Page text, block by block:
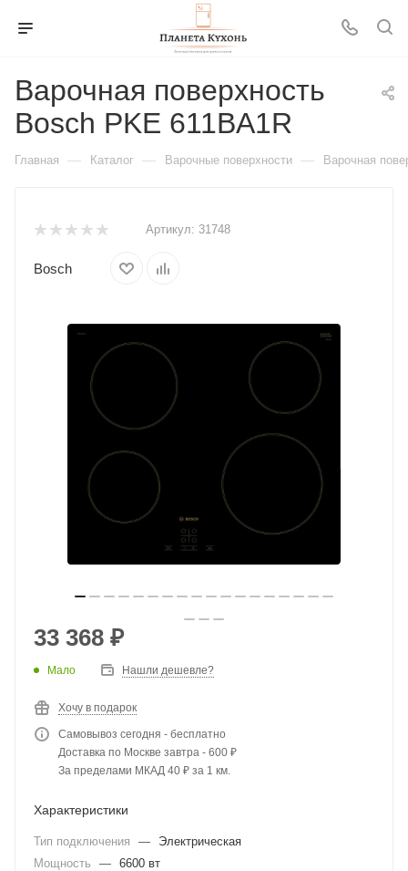
Варочная поверхность
Bosch PKE 611BA1R
Главная — Каталог — Варочные поверхности — Варочная
Артикул: 31748
Bosch
33 368 ₽
Мало Нашли дешевле?
Хочу в подарок
Самовывоз сегодня - бесплатно
Доставка по Москве завтра - 600 ₽
За пределами МКАД 40 ₽ за 1 км.
Характеристики
Тип подключения —
Электрическая
Мощность
— 6600 вт